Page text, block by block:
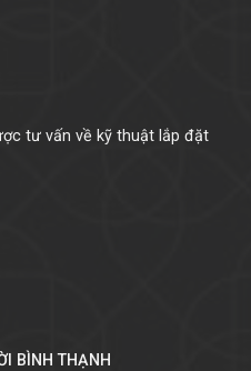
tư vấn về kỹ thuật lắp đặt
DAKLAK